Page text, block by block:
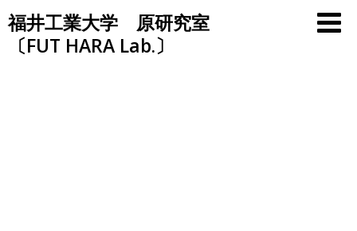
Skip
to
content
福井工業大学 原研究室
〔FUT HARA Lab.〕